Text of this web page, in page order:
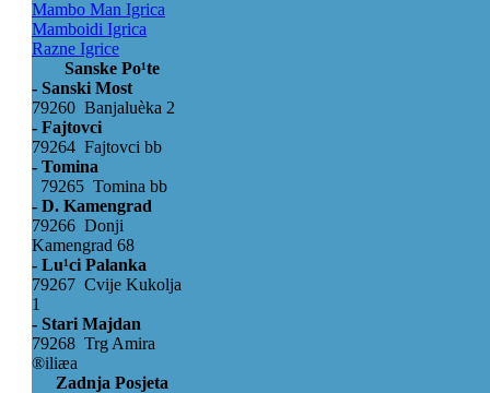
Mambo Man Igrica
Mamboidi Igrica
Razne Igrice
Sanske Po¹te
- Sanski Most
79260 Banjaluèka 2
- Fajtovci
79264 Fajtovci bb
- Tomina
79265 Tomina bb
- D. Kamengrad
79266 Donji
Kamengrad 68
- Lu¹ci Palanka
79267 Cvije Kukolja
1
- Stari Majdan
79268 Trg Amira
®iliæa
Zadnja Posjeta